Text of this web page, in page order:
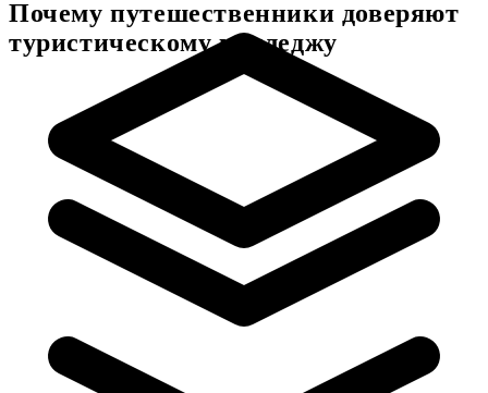
Почему путешественники доверяют
туристическому колледжу